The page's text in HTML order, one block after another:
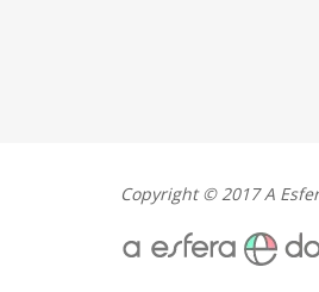
Copyright © 2017 A